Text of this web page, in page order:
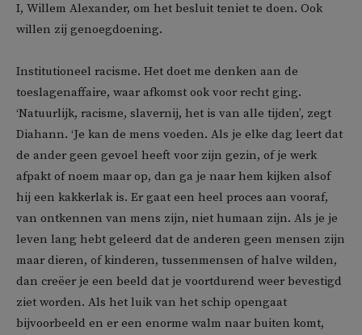
I, Willem Alexander, om het besluit teniet te doen. Ook
willen zij genoegdoening.
Institutioneel racisme. Het doet me denken aan de
toeslagenaffaire, waar afkomst ook voor recht ging.
‘Natuurlijk, racisme, slavernij, het is van alle tijden’, zegt
Diahann. ‘Je kan de mens voeden. Als je elke dag leert dat
de ander geen gevoel heeft voor zijn gezin, of je werk
afpakt of noem maar op, dan ga je naar hem kijken alsof
hij een kakkerlak is. Er gaat een heel proces aan vooraf,
van ontkennen van mens zijn, niet humaan zijn. Als je je
leven lang hebt geleerd dat de anderen geen mensen zijn
maar dieren, of kinderen, tussenmensen of halve wilden,
dan creëer je een beeld dat je voortdurend weer bevestigd
ziet worden. Als het luik van het schip opengaat
bijvoorbeeld en er een enorme walm naar buiten komt,